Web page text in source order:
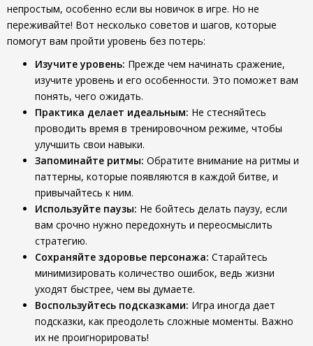
непростым, особенно если вы новичок в игре. Но не
переживайте! Вот несколько советов и шагов, которые
помогут вам пройти уровень без потерь:
Изучите уровень: Прежде чем начинать сражение,
изучите уровень и его особенности. Это поможет вам
понять, чего ожидать.
Практика делает идеальным: Не стесняйтесь
проводить время в тренировочном режиме, чтобы
улучшить свои навыки.
Запоминайте ритмы: Обратите внимание на ритмы и
паттерны, которые появляются в каждой битве, и
привычайтесь к ним.
Используйте паузы: Не бойтесь делать паузу, если
вам срочно нужно передохнуть и переосмыслить
стратегию.
Сохраняйте здоровье персонажа: Старайтесь
минимизировать количество ошибок, ведь жизни
уходят быстрее, чем вы думаете.
Воспользуйтесь подсказками: Игра иногда дает
подсказки, как преодолеть сложные моменты. Важно
их не проигнорировать!